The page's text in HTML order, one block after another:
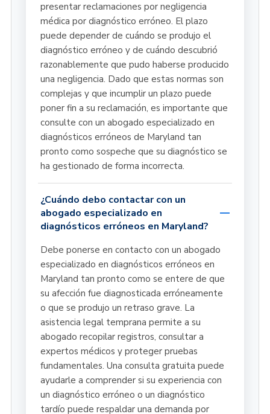
presentar reclamaciones por negligencia
médica por diagnóstico erróneo. El plazo
puede depender de cuándo se produjo el
diagnóstico erróneo y de cuándo descubrió
razonablemente que pudo haberse producido
una negligencia. Dado que estas normas son
complejas y que incumplir un plazo puede
poner fin a su reclamación, es importante que
consulte con un abogado especializado en
diagnósticos erróneos de Maryland tan
pronto como sospeche que su diagnóstico se
ha gestionado de forma incorrecta.
¿Cuándo debo contactar con un
abogado especializado en
diagnósticos erróneos en Maryland?
Debe ponerse en contacto con un abogado
especializado en diagnósticos erróneos en
Maryland tan pronto como se entere de que
su afección fue diagnosticada erróneamente
o que se produjo un retraso grave. La
asistencia legal temprana permite a su
abogado recopilar registros, consultar a
expertos médicos y proteger pruebas
fundamentales. Una consulta gratuita puede
ayudarle a comprender si su experiencia con
un diagnóstico erróneo o un diagnóstico
tardío puede respaldar una demanda por